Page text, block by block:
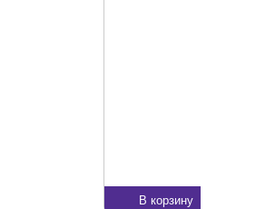
В корзину